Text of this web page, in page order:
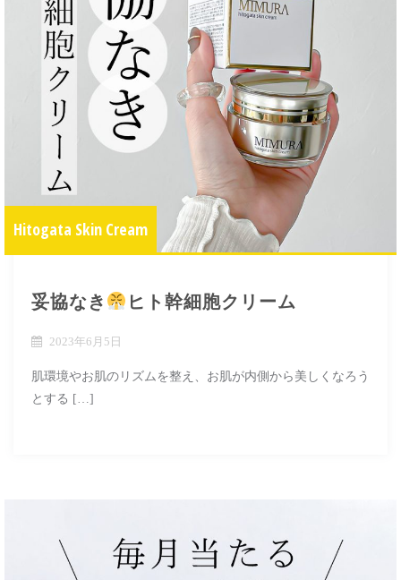
Hitogata Skin Cream
妥協なき ヒト幹細胞クリーム
2023年6月5日
肌環境やお肌のリズムを整え、お肌が内側から美しくなろう
とする […]